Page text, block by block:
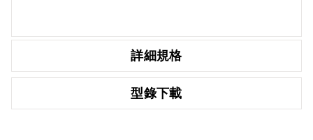
詳細規格
型錄下載